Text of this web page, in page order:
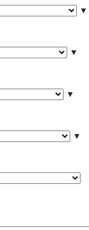
▼
▼
▼
▼